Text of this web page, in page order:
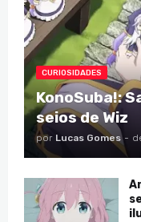
CURIOSIDADES
KonoSuba!:
seios de Wiz
por Lucas Gomes -